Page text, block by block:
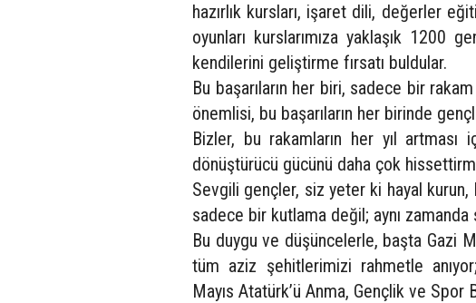
hazırlık kursları, işaret dili, değerler
oyunları kurslarımıza yaklaşık 1200
kendilerini geliştirme fırsatı buldular.
Bu başarıların her biri, sadece bir
önemlisi, bu başarıların her birinde
Bizler, bu rakamların her yıl
dönüştürücü gücünü daha çok
Sevgili gençler, siz yeter ki hayal kurun,
sadece bir kutlama değil; aynı
Bu duygu ve düşüncelerle, başta Gazi
tüm aziz şehitlerimizi rahmetle
Mayıs Atatürk’ü Anma, Gençlik ve Spor